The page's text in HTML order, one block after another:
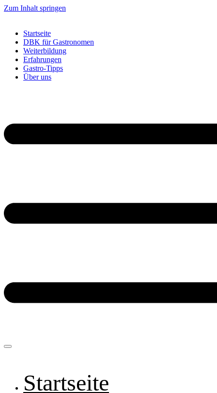
Zum Inhalt springen
Startseite
DBK für Gastronomen
Weiterbildung
Erfahrungen
Gastro-Tipps
Über uns
Startseite